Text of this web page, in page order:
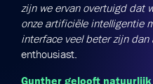
zijn we ervan overtuigd dat
onze artificiële intelligentie
interface veel beter zijn dan
enthousiast.
Gunther gelooft